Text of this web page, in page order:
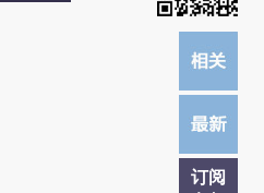
订阅